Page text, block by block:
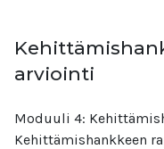
arviointi
Moduuli 4:
Kehittämishankkeen